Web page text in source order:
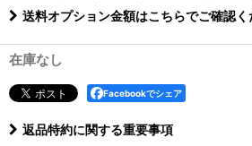
送料オプション金額はこちらでご確認く
在庫なし
Facebookでシェア
返品特約に関する重要事項